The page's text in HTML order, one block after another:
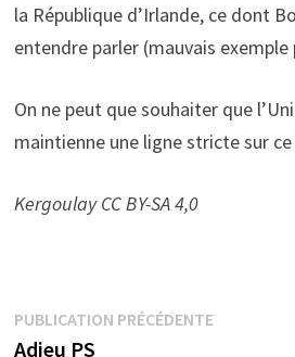
la République d’Irlande, ce dont
entendre parler (mauvais exemple
On ne peut que souhaiter que
maintienne une ligne stricte sur
Kergoulay CC BY-SA 4,0
Navigation
PUBLICATION PRÉCÉDENTE
Adieu PS